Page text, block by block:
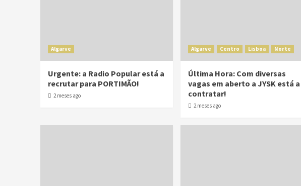
Algarve
Urgente: a Radio Popular está a
recrutar para PORTIMÃO!
2 meses ago
Algarve Centro Lisboa Norte
Última Hora: Com diversas
vagas em aberto a JYSK está a
contratar!
2 meses ago